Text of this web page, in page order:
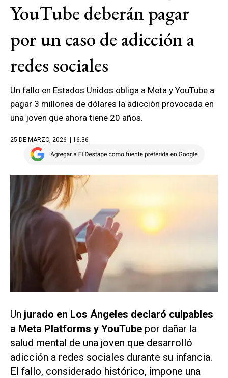
YouTube deberán pagar
por un caso de adicción a
redes sociales
Un fallo en Estados Unidos obliga a Meta y YouTube a
pagar 3 millones de dólares la adicción provocada en
una joven que ahora tiene 20 años.
25 DE MARZO, 2026 | 16.36
Un jurado en Los Ángeles declaró culpables
a Meta Platforms y YouTube por dañar la
salud mental de una joven que desarrolló
adicción a redes sociales durante su infancia.
El fallo, considerado histórico, impone una